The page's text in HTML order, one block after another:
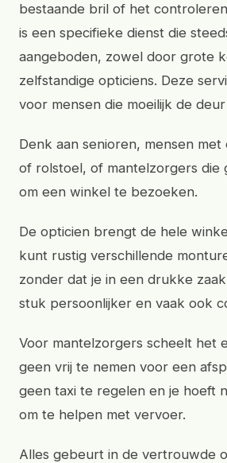
bestaande bril of het
is een specifieke dienst die
aangeboden, zowel door grote
zelfstandige opticiens. Deze
voor mensen die moeilijk de
Denk aan senioren, mensen
of rolstoel, of mantelzorgers die
om een winkel te bezoeken.
De opticien brengt de hele
kunt rustig verschillende
zonder dat je in een drukke
stuk persoonlijker en vaak ook
Voor mantelzorgers scheelt het
geen vrij te nemen voor een
geen taxi te regelen en je hoeft
om te helpen met vervoer.
Alles gebeurt in de vertrouwde